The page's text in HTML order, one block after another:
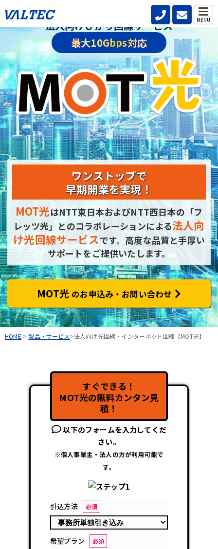
MENU
法人向けひかり回線サービス
最大10Gbps対応
ワンストップで
早期開業を実現！
MOT光はNTT東日本およびNTT西日本の 「フ
レッツ光」とのコラボレーションによる法人向
け光回線サービスです。 高度な品質と手厚い
サポートをご提供いたします。
MOT光 のお申込み・お問い合わせ
HOME >製品・サービス >法人向け光回線・インターネット回線【MOT光】
すぐできる！
MOT光の無料カンタン見
積！
以下のフォームを入力してくだ
さい。
※個人事業主・法人の方が利用可能で
す。
引込方法 必須
希望プラン 必須